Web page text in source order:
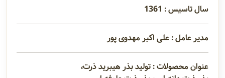
سال تاسیس : 1361
مدیر عامل : علی اکبر مهدوی پور
عنوان محصولات : تولید بذر هیبرید ذرت،